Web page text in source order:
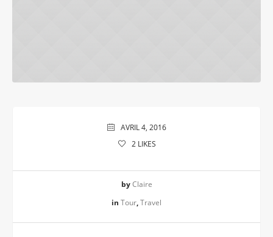
AVRIL 4, 2016
2LIKES
byClaire
in Tour,Travel